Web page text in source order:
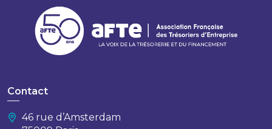
Contact
46 rue d’Amsterdam